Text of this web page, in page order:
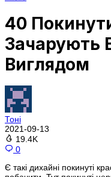
40
Зачарують
Виглядом
Тоні
2021-09-13
19.4K
0
Є такі дихайні покинуті